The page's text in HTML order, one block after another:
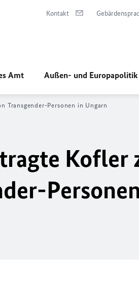
Kontakt
Amt Außen- und Europapolitik
Transgender-Personen in Ungarn
Kofler